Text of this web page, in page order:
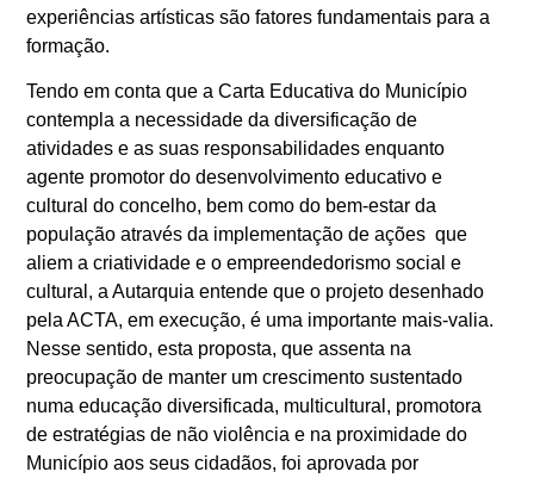
experiências artísticas são fatores fundamentais para a
formação.
Tendo em conta que a Carta Educativa do Município
contempla a necessidade da diversificação de
atividades e as suas responsabilidades enquanto
agente promotor do desenvolvimento educativo e
cultural do concelho, bem como do bem-estar da
população através da implementação de ações que
aliem a criatividade e o empreendedorismo social e
cultural, a Autarquia entende que o projeto desenhado
pela ACTA, em execução, é uma importante mais-valia.
Nesse sentido, esta proposta, que assenta na
preocupação de manter um crescimento sustentado
numa educação diversificada, multicultural, promotora
de estratégias de não violência e na proximidade do
Município aos seus cidadãos, foi aprovada por